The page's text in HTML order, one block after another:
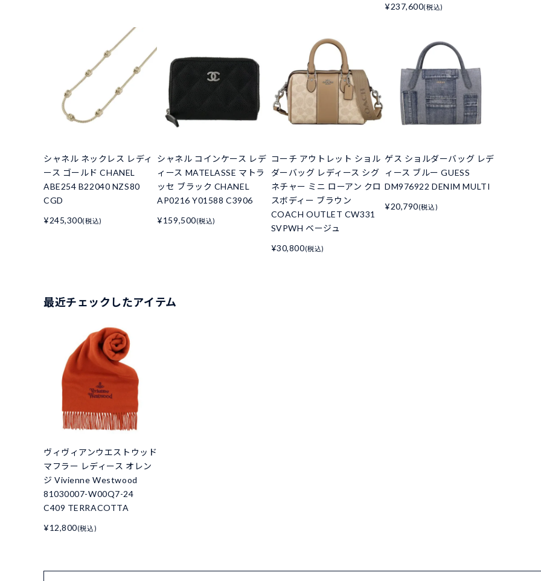
¥237,600(税込)
シャネル ネックレス レディ
ース ゴールド CHANEL
ABE254 B22040 NZS80
CGD
¥245,300(税込)
シャネル コインケース レデ
ィース MATELASSE マトラ
ッセ ブラック CHANEL
AP0216 Y01588 C3906
¥159,500(税込)
コーチ アウトレット ショル
ダーバッグ レディース シグ
ネチャー ミニ ローアン クロ
スボディー ブラウン
COACH OUTLET CW331
SVPWH ベージュ
¥30,800(税込)
ゲス ショルダーバッグ レデ
ィース ブルー GUESS
DM976922 DENIM MULTI
¥20,790(税込)
最近チェックしたアイテム
ヴィヴィアンウエストウッド
マフラー レディース オレン
ジ Vivienne Westwood
81030007-W00Q7-24
C409 TERRACOTTA
¥12,800(税込)